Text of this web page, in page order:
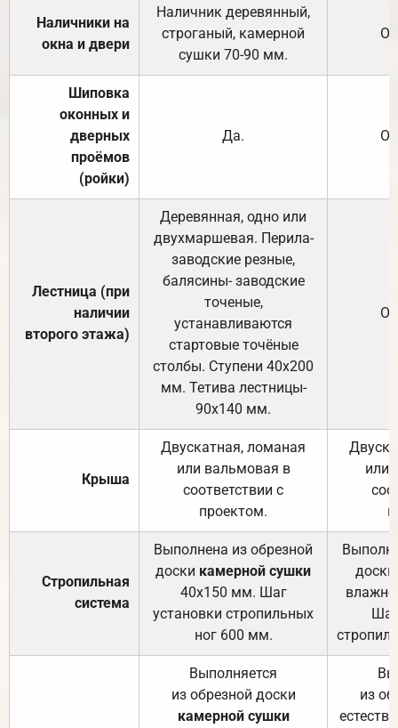
Наличники на
окна и двери
Наличник деревянный,
строганый, камерной
сушки 70-90 мм.
Шиповка
оконных и
дверных
проёмов
(ройки)
Да.
Лестница (при
наличии
второго этажа)
Деревянная, одно или
двухмаршевая. Перила-
заводские резные,
балясины- заводские
точеные,
устанавливаются
стартовые точёные
столбы. Ступени 40х200
мм. Тетива лестницы-
90х140 мм.
Крыша
Двускатная, ломаная
или вальмовая в
соответствии с
проектом.
или
Стропильная
система
Выполнена из обрезной
доски камерной сушки
40х150 мм. Шаг
установки стропильных
ног 600 мм.
доски
Выполняется
из обрезной доски
камерной сушки
из